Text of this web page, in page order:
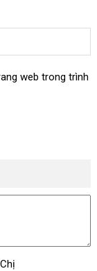
web trong trình
Chị